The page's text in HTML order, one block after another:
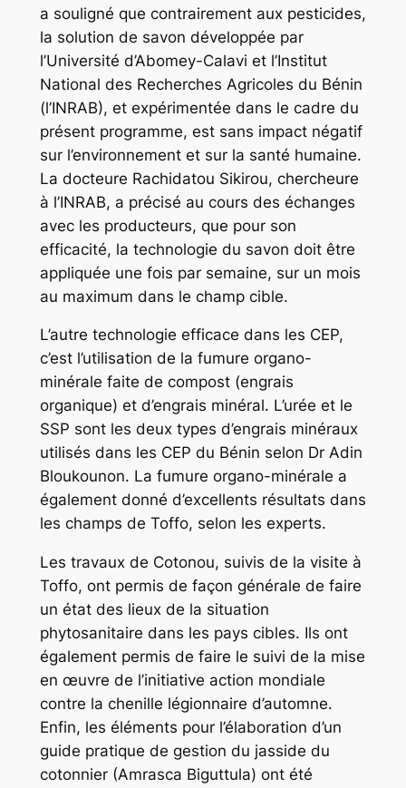
a souligné que contrairement aux pesticides,
la solution de savon développée par
l’Université d’Abomey-Calavi et l’Institut
National des Recherches Agricoles du Bénin
(l’INRAB), et expérimentée dans le cadre du
présent programme, est sans impact négatif
sur l’environnement et sur la santé humaine.
La docteure Rachidatou Sikirou, chercheure
à l’INRAB, a précisé au cours des échanges
avec les producteurs, que pour son
efficacité, la technologie du savon doit être
appliquée une fois par semaine, sur un mois
au maximum dans le champ cible.
L’autre technologie efficace dans les CEP,
c’est l’utilisation de la fumure organo-
minérale faite de compost (engrais
organique) et d’engrais minéral. L’urée et le
SSP sont les deux types d’engrais minéraux
utilisés dans les CEP du Bénin selon Dr Adin
Bloukounon. La fumure organo-minérale a
également donné d’excellents résultats dans
les champs de Toffo, selon les experts.
Les travaux de Cotonou, suivis de la visite à
Toffo, ont permis de façon générale de faire
un état des lieux de la situation
phytosanitaire dans les pays cibles. Ils ont
également permis de faire le suivi de la mise
en œuvre de l’initiative action mondiale
contre la chenille légionnaire d’automne.
Enfin, les éléments pour l’élaboration d’un
guide pratique de gestion du jasside du
cotonnier (Amrasca Biguttula) ont été